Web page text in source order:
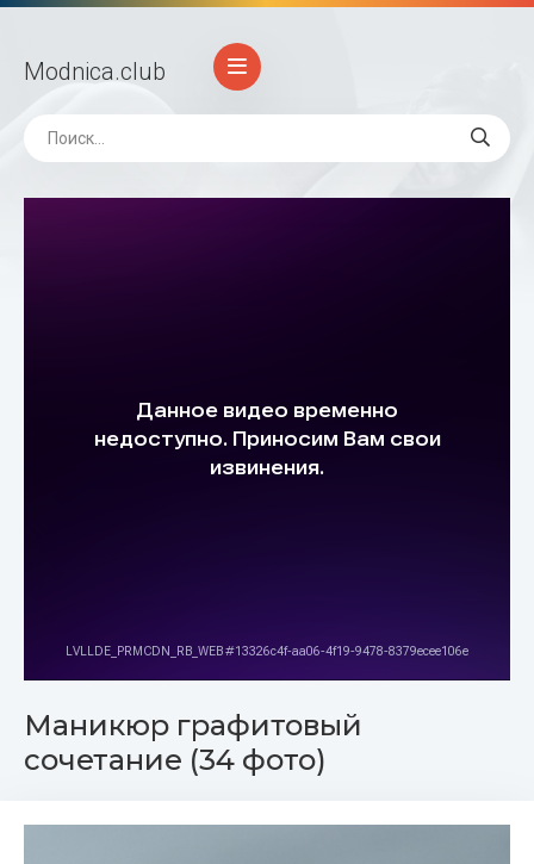
Modnica.club
Маникюр графитовый
сочетание (34 фото)